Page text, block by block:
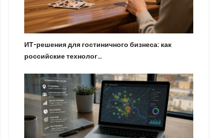
ИТ-решения для гостиничного бизнеса: как
российские технолог…